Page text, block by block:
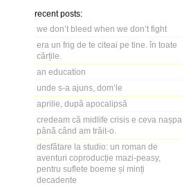
recent posts:
we don’t bleed when we don’t fight
era un frig de te citeai pe tine. în toate
cărțile.
an education
unde s-a ajuns, dom’le
aprilie, după apocalipsă
credeam că midlife crisis e ceva nașpa.
până când am trăit-o.
desfătare la studio: un roman de
aventuri coproducție mazi-peasy,
pentru suflete boeme și minți
decadente